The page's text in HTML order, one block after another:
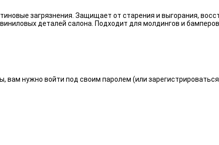
загрязнения. Защищает от старения и выгорания,
деталей салона. Подходит для молдингов и
вам нужно войти под своим паролем (или